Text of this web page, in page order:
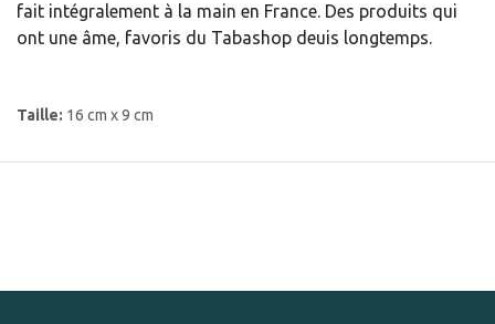
fait intégralement à la main en France. Des produits qui
ont une âme, favoris du Tabashop deuis longtemps.
Taille: 16 cm x 9 cm